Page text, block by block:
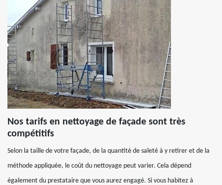
Nos tarifs en nettoyage de façade sont très
compétitifs
Selon la taille de votre façade, de la quantité de saleté à y retirer et de la
méthode appliquée, le coût du nettoyage peut varier. Cela dépend
également du prestataire que vous aurez engagé. Si vous habitez à